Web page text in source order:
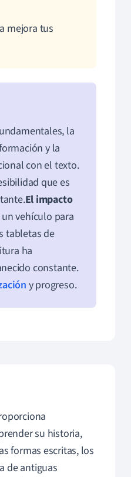
mejora tus
la
y la
con el texto.
que es
El impacto
vehículo para
tabletas de
ha
constante.
y progreso.
su historia,
formas escritas, los
de antiguas